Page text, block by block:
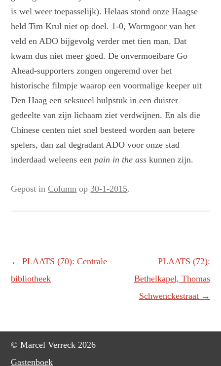
is wel weer toepasselijk). Helaas stond onze Haagse
held Tim Krul niet op doel. 1-0, Wormgoor van het
veld en ADO bijgevolg verder met tien man. Dat
kwam dus niet meer goed. De onvermoeibare Go
Ahead-supporters zongen ongeremd over het
historische filmpje waarop een voormalige keeper uit
Den Haag een seksueel hulpstuk in een duister
gedeelte van zijn lichaam ziet verdwijnen. En als die
Chinese centen niet snel besteed worden aan betere
spelers, dan zal degradant ADO voor onze stad
inderdaad weleens eenpain in the ass kunnen zijn.
Gepost inColumn op 30-1-2015.
Berichtnavigatie
← PLAATS (70): Centrale
bibliotheek
PLAATS (72):
Bethelkapel, Thomas
Schwenckestraat →
© Marcel Verreck 2026
Gastenboek